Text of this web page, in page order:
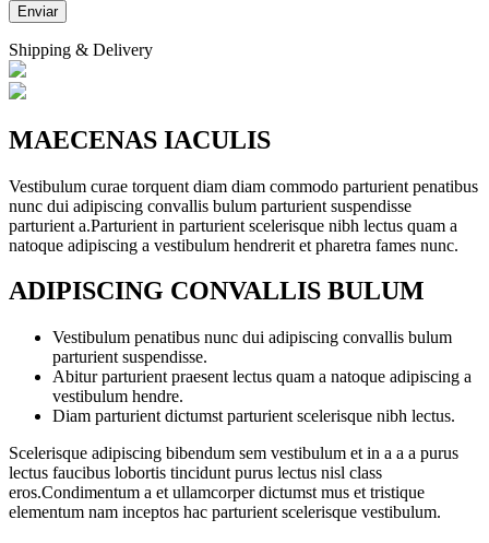
Shipping & Delivery
MAECENAS IACULIS
Vestibulum curae torquent diam diam commodo parturient penatibus
nunc dui adipiscing convallis bulum parturient suspendisse
parturient a.Parturient in parturient scelerisque nibh lectus quam a
natoque adipiscing a vestibulum hendrerit et pharetra fames nunc.
ADIPISCING CONVALLIS BULUM
Vestibulum penatibus nunc dui adipiscing convallis bulum
parturient suspendisse.
Abitur parturient praesent lectus quam a natoque adipiscing a
vestibulum hendre.
Diam parturient dictumst parturient scelerisque nibh lectus.
Scelerisque adipiscing bibendum sem vestibulum et in a a a purus
lectus faucibus lobortis tincidunt purus lectus nisl class
eros.Condimentum a et ullamcorper dictumst mus et tristique
elementum nam inceptos hac parturient scelerisque vestibulum.